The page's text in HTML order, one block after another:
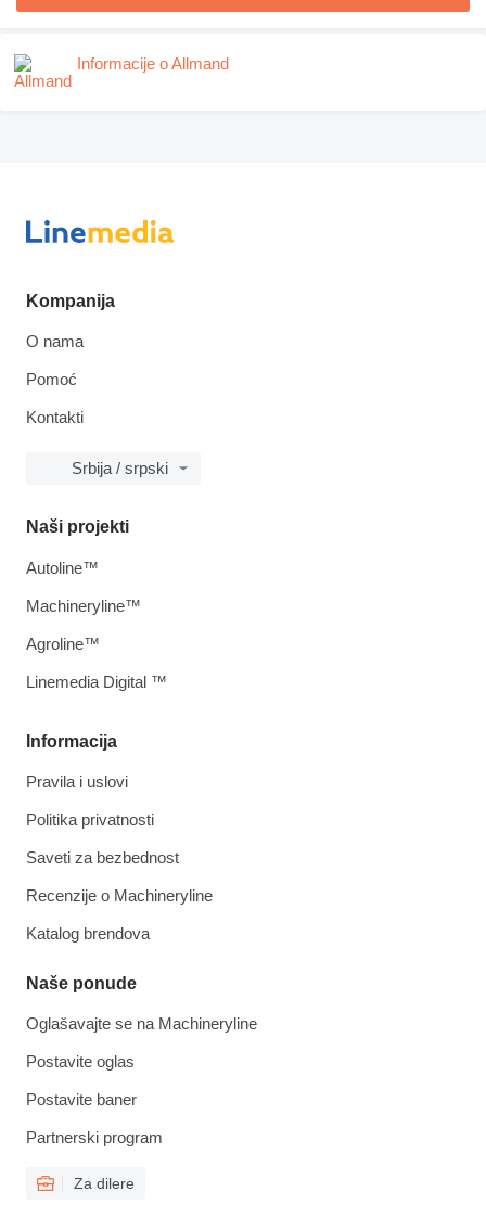
Informacije o Allmand
Kompanija
O nama
Pomoć
Kontakti
Srbija / srpski
Informacija
Pravila i uslovi
Politika privatnosti
Saveti za bezbednost
Recenzije o Machineryline
Katalog brendova
Naše ponude
Oglašavajte se na Machineryline
Postavite oglas
Postavite baner
Partnerski program
Za dilere
Naši projekti
Autoline™
Machineryline™
Agroline™
Linemedia Digital ™